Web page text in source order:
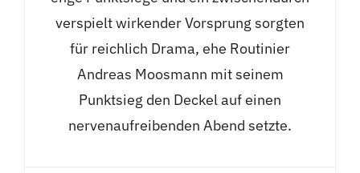
verspielt wirkender Vorsprung sorgten
für reichlich Drama, ehe Routinier
Andreas Moosmann mit seinem
Punktsieg den Deckel auf einen
nervenaufreibenden Abend setzte.